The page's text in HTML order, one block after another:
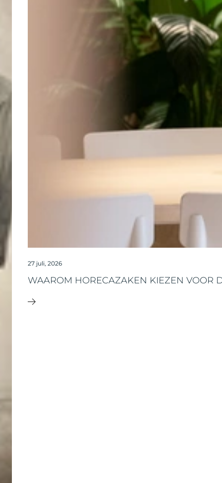
27 juli, 2026
WAAROM HORECAZAKEN KIEZEN VOOR